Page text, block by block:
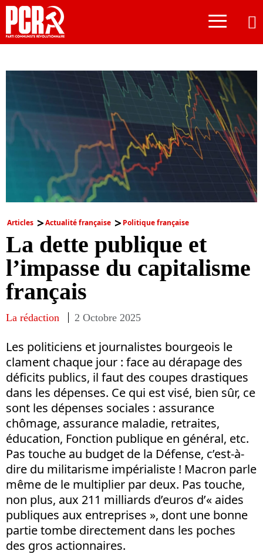
≡
Articles Actualité française Politique française
La dette publique et
l’impasse du capitalisme
français
La rédaction 2 Octobre 2025
Les politiciens et journalistes bourgeois le
clament chaque jour : face au dérapage des
déficits publics, il faut des coupes drastiques
dans les dépenses. Ce qui est visé, bien sûr, ce
sont les dépenses sociales : assurance
chômage, assurance maladie, retraites,
éducation, Fonction publique en général, etc.
Pas touche au budget de la Défense, c’est-à-
dire du militarisme impérialiste ! Macron parle
même de le multiplier par deux. Pas touche,
non plus, aux 211 milliards d’euros d’« aides
publiques aux entreprises », dont une bonne
partie tombe directement dans les poches
des gros actionnaires.